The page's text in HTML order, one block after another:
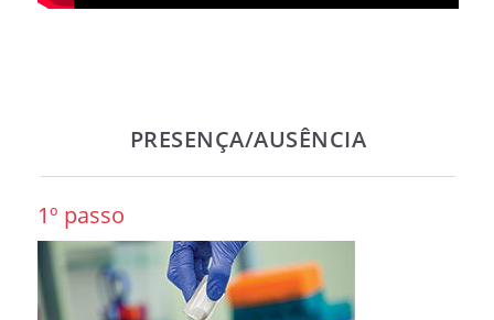
PRESENÇA/AUSÊNCIA
1º passo